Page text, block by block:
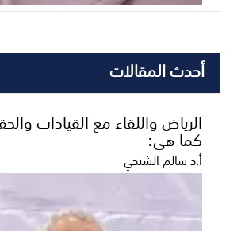
أحدث المقالات
الرياض واللقاء مع القيادات
كما هي:
أ.د سالم الشبحي